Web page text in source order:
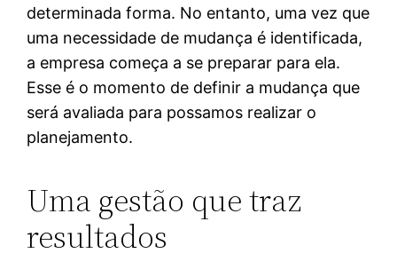
determinada forma. No entanto, uma vez que
uma necessidade de mudança é identificada,
a empresa começa a se preparar para ela.
Esse é o momento de definir a mudança que
será avaliada para possamos realizar o
planejamento.
Uma gestão que traz
resultados